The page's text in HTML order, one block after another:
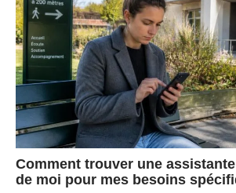
Comment trouver une
de moi pour mes besoins